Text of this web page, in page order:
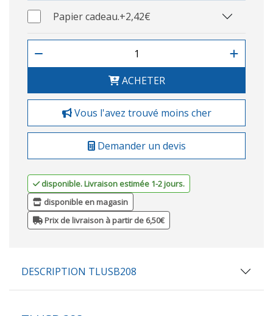
Papier cadeau.+2,42€
ACHETER
Vous l'avez trouvé moins cher
Demander un devis
disponible. Livraison estimée 1-2 jours.
disponible en magasin
Prix de livraison à partir de 6,50€
DESCRIPTION TLUSB208